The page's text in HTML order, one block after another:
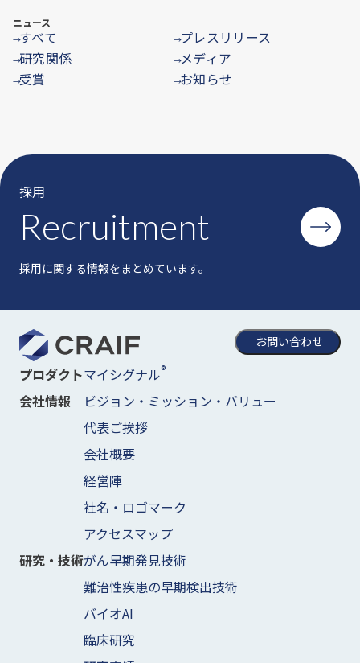
ニュース
→すべて →プレスリリース
→研究関係 →メディア
→受賞 →お知らせ
採用
Recruitment
採用に関する情報をまとめています。
お問い合わせ
プロダクトマイシグナル®
会社情報
ビジョン・ミッション・バリュー
代表ご挨拶
会社概要
経営陣
社名・ロゴマーク
アクセスマップ
研究・技術がん早期発見技術
難治性疾患の早期検出技術
バイオAI
臨床研究